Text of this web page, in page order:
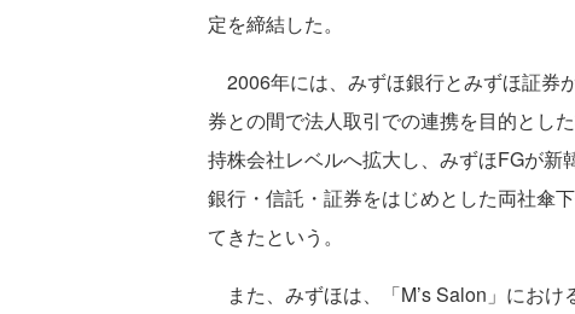
定を締結した。
2006年には、みずほ銀行とみずほ証券
券との間で法人取引での連携を目的とし
持株会社レベルへ拡大し、みずほFGが新
銀行・信託・証券をはじめとした両社傘
てきたという。
また、みずほは、「M’s Salon」にお